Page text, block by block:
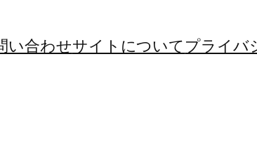
い合わせサイトについてプライバ